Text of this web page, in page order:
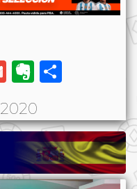
GmailEvernote